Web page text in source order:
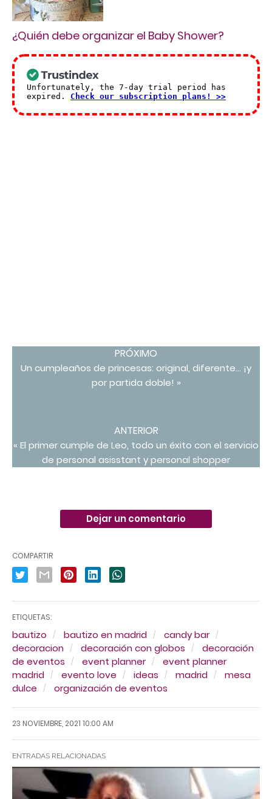
¿Quién debe organizar el Baby Shower?
PRÓXIMO
Un cumpleaños de princesas: original, diferente… ¡y
por partida doble! »
ANTERIOR
« El primer cumple de Leo, todo un éxito con el servicio
de personal asisstant y personal shopper
Dejar un comentario
COMPARTIR
ETIQUETAS:
bautizo bautizo en madrid
candy bar
decoracion
decoración con globos
decoración
de eventos
event planner
event planner
madrid
evento love ideas madrid
mesa
dulce
organización de eventos
23 NOVIEMBRE, 2021 10:00 AM
ENTRADAS RELACIONADAS